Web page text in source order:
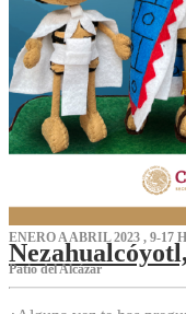
ENERO A ABRIL 2023 , 9-17
Patio del Alcázar